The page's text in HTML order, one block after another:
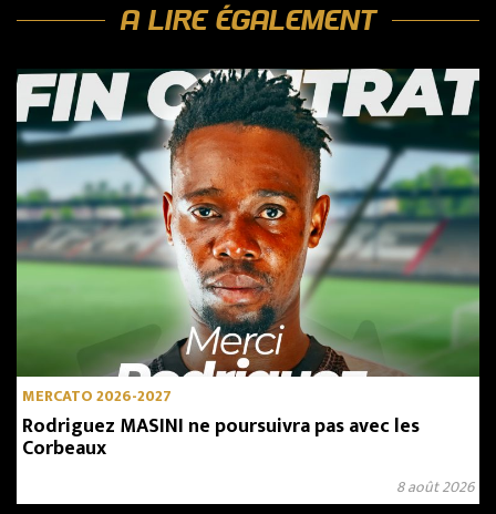
A LIRE ÉGALEMENT
MERCATO 2026-2027
Rodriguez MASINI ne poursuivra pas avec les
Corbeaux
8 août 2026